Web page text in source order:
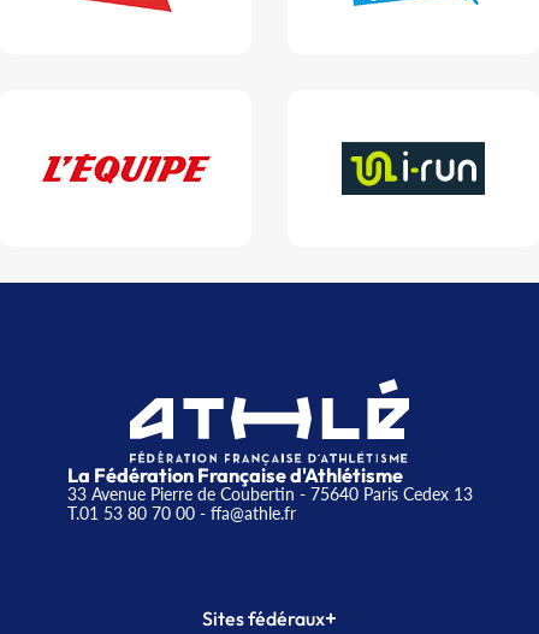
La Fédération Française d'Athlétisme
33 Avenue Pierre de Coubertin - 75640 Paris Cedex 13
T.01 53 80 70 00- ffa@athle.fr
Sites fédéraux+